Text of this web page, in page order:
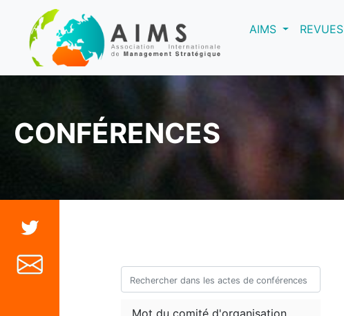
AIMS(current)REVUES
CONFÉRENCES
Mot du comité d'organisation